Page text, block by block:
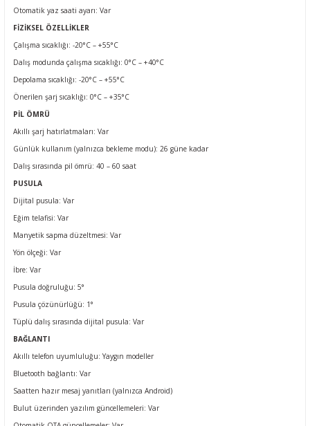
Otomatik yaz saati ayarı: Var
FİZİKSEL ÖZELLİKLER
Çalışma sıcaklığı: -20°C – +55°C
Dalış modunda çalışma sıcaklığı: 0°C – +40°C
Depolama sıcaklığı: -20°C – +55°C
Önerilen şarj sıcaklığı: 0°C – +35°C
PİL ÖMRÜ
Akıllı şarj hatırlatmaları: Var
Günlük kullanım (yalnızca bekleme modu): 26 güne kadar
Dalış sırasında pil ömrü: 40 – 60 saat
PUSULA
Dijital pusula: Var
Eğim telafisi: Var
Manyetik sapma düzeltmesi: Var
Yön ölçeği: Var
İbre: Var
Pusula doğruluğu: 5°
Pusula çözünürlüğü: 1°
Tüplü dalış sırasında dijital pusula: Var
BAĞLANTI
Akıllı telefon uyumluluğu: Yaygın modeller
Bluetooth bağlantı: Var
Saatten hazır mesaj yanıtları (yalnızca Android)
Bulut üzerinden yazılım güncellemeleri: Var